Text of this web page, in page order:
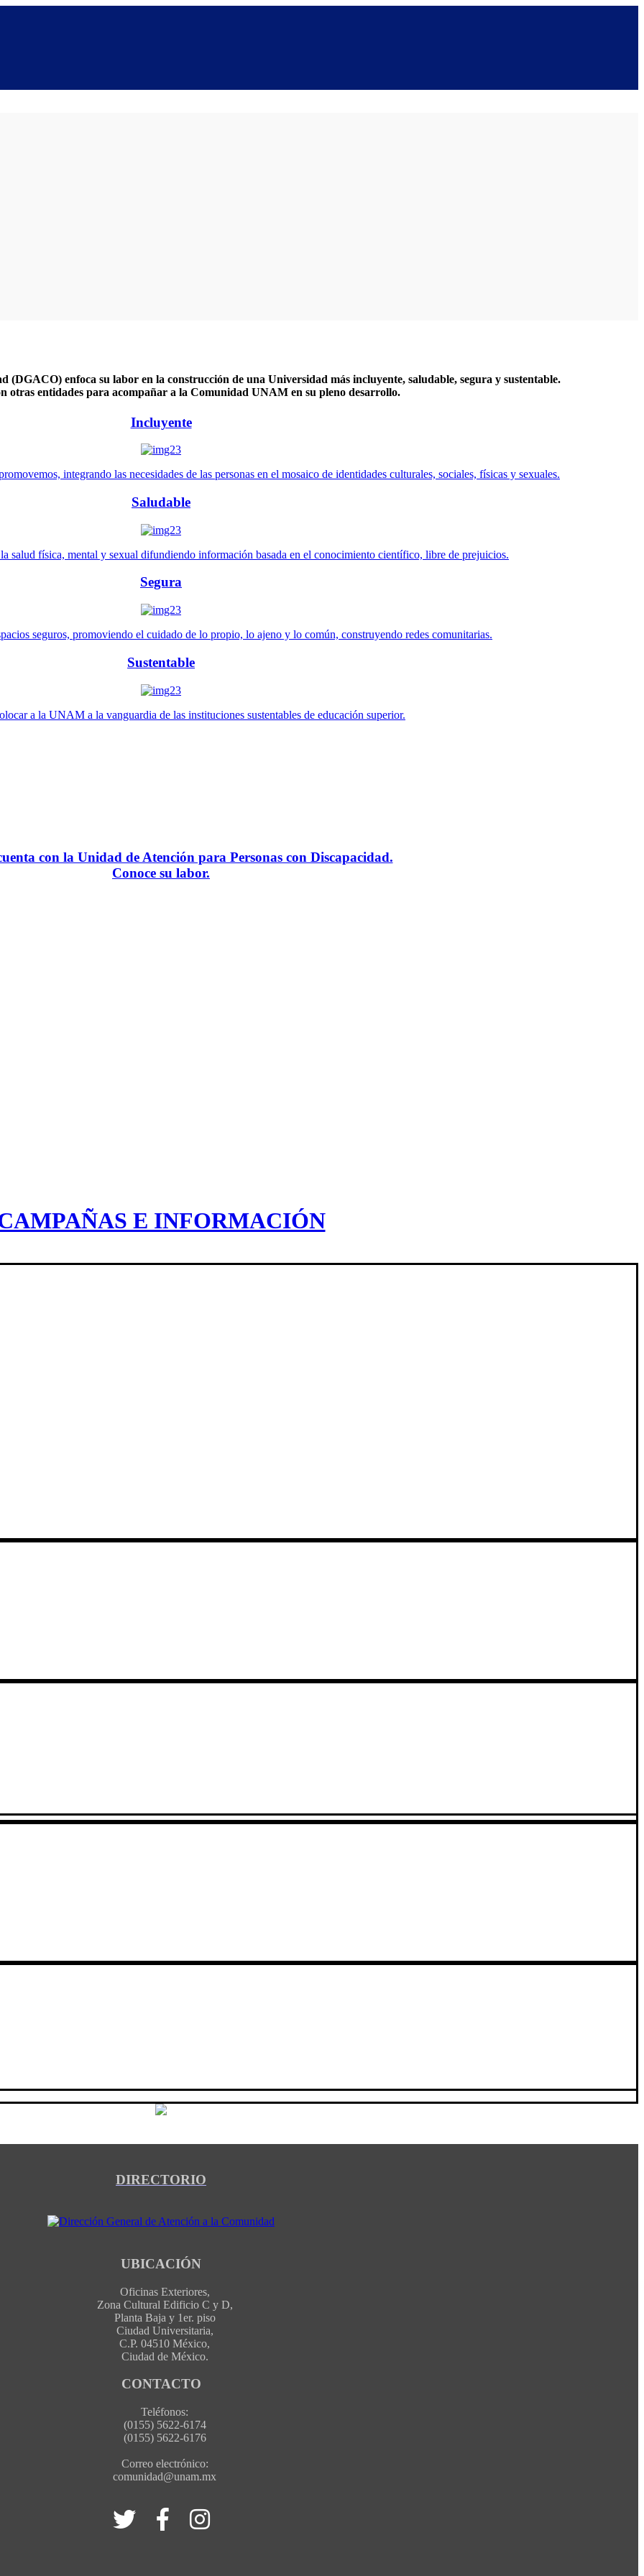
(DGACO) enfoca su labor en la construcción de una Universidad más incluyente, saludable, segura y sustentable.
otras entidades para acompañar a la Comunidad UNAM en su pleno desarrollo.
Incluyente
integrando las necesidades de las personas en el mosaico de identidades culturales, sociales, físicas y sexuales.
Saludable
salud física, mental y sexual difundiendo información basada en el conocimiento científico, libre de prejuicios.
Segura
seguros, promoviendo el cuidado de lo propio, lo ajeno y lo común, construyendo redes comunitarias.
Sustentable
a la UNAM a la vanguardia de las instituciones sustentables de educación superior.
con la Unidad de Atención para Personas con Discapacidad.
Conoce su labor.
E INFORMACIÓN
DIRECTORIO
UBICACIÓN
Oficinas Exteriores,
Zona Cultural Edificio C y D,
Planta Baja y 1er. piso
Ciudad Universitaria,
C.P. 04510 México,
Ciudad de México.
CONTACTO
Teléfonos:
(0155) 5622-6174
(0155) 5622-6176
Correo electrónico:
comunidad@unam.mx